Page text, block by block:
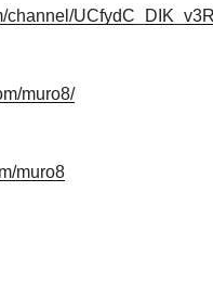
channel/
muro8/
muro8